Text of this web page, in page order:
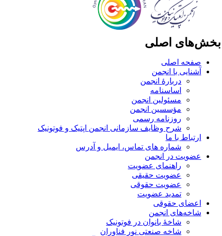
اصلی
صفحه اصلی
آشنایی با انجمن
دربارۀ انجمن
اساسنامه
مسئولین انجمن
مؤسسین انجمن
روزنامه رسمی
شرح وظایف سازمانی انجمن اپتیک و فوتونیک
ارتباط با ما
شماره های تماس، ایمیل و آدرس
عضویت در انجمن
راهنمای عضویت
عضویت حقیقی
عضویت حقوقی
تمدید عضویت
اعضای حقوقی
شاخه‌های انجمن
شاخۀ بانوان در فوتونیک
شاخه صنعتی نور فناوران